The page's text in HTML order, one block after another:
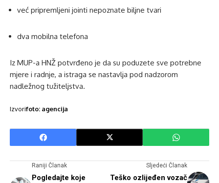
već pripremljeni jointi nepoznate biljne tvari
dva mobilna telefona
Iz MUP-a HNŽ potvrđeno je da su poduzete sve potrebne
mjere i radnje, a istraga se nastavlja pod nadzorom
nadležnog tužiteljstva.
Izvorifoto: agencija
Raniji Članak
Pogledajte koje
Sljedeći Članak
Teško ozlijeđen vozač